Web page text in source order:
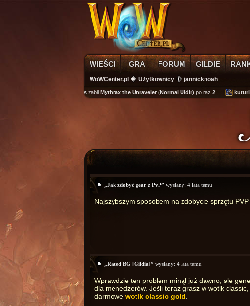
WIEŚCI GRA FORUM GILDIE
WoWCenter.pl Użytkownicy jannicknoah
zabiłMythrax the Unraveler (Normal Uldir)po raz2. kuturin
„Jak zdobyć gear z PvP” wysłany: 4 lata temu
Najszybszym sposobem na zdobycie sprzętu
„Rated BG [Gildia]” wysłany: 4 lata temu
Wprawdzie ten problem minął już dawno, ale
dla menedżerów. Jeśli teraz grasz w wotlk
darmowe wotlk classic gold